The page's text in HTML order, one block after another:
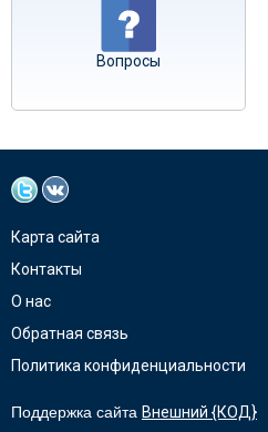
Вопросы
Карта сайта
Контакты
О нас
Обратная связь
Политика конфиденциальности
Поддержка сайта Внешний {КОД}